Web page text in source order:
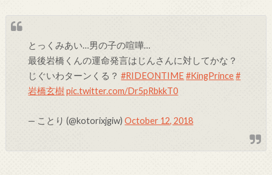
とっくみあい…男の子の喧嘩…
最後岩橋くんの運命発言はじんさんに対してかな？
じぐいわターンくる？#RIDEONTIME #KingPrince #
岩橋玄樹 pic.twitter.com/Dr5pRbkkT0
— ことり (@kotorixjgiw)October 12, 2018